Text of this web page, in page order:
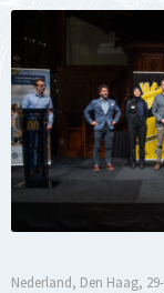
Nederland, Den Haag,